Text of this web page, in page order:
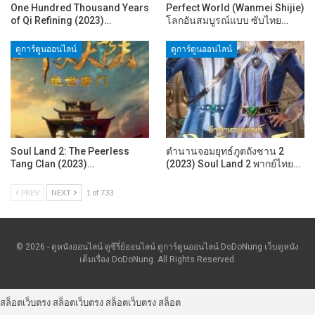
One Hundred Thousand Years
of Qi Refining (2023)…
Perfect World (Wanmei Shijie)
โลกอันสมบูรณ์แบบ ซับไทย…
ดูการ์ตูนออนไลน์
Soul Land 2: The Peerless
Tang Clan (2023)…
ดูการ์ตูนออนไลน์
ตำนานจอมยุทธ์ภูตถังซาน 2
(2023) Soul Land 2 พากย์ไทย…
PREV NEXT 1 of 733
© 2026 - ดูหนังออนไลน์ ดูซีรี่ย์ออนไลน์ ดูการ์ตูนออนไลน์ DoDoNung เว็บดูหนัง
เต็มเรื่อง DoDoNung. All Rights Reserved.
สล็อตเว็บตรง สล็อตเว็บตรง สล็อตเว็บตรง สล็อต